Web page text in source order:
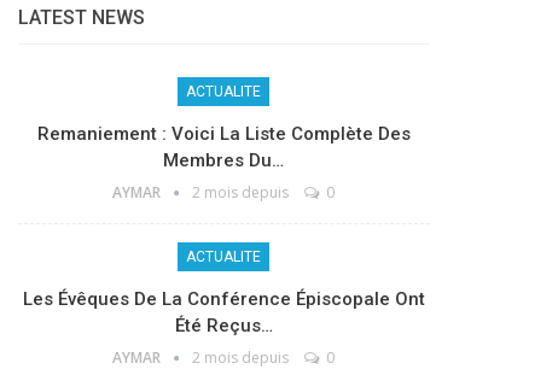
LATEST NEWS
ACTUALITE
Remaniement : Voici La Liste Complète Des
Membres Du…
AYMAR 2 mois depuis 0
ACTUALITE
Les Évêques De La Conférence Épiscopale Ont
Été Reçus…
AYMAR 2 mois depuis 0